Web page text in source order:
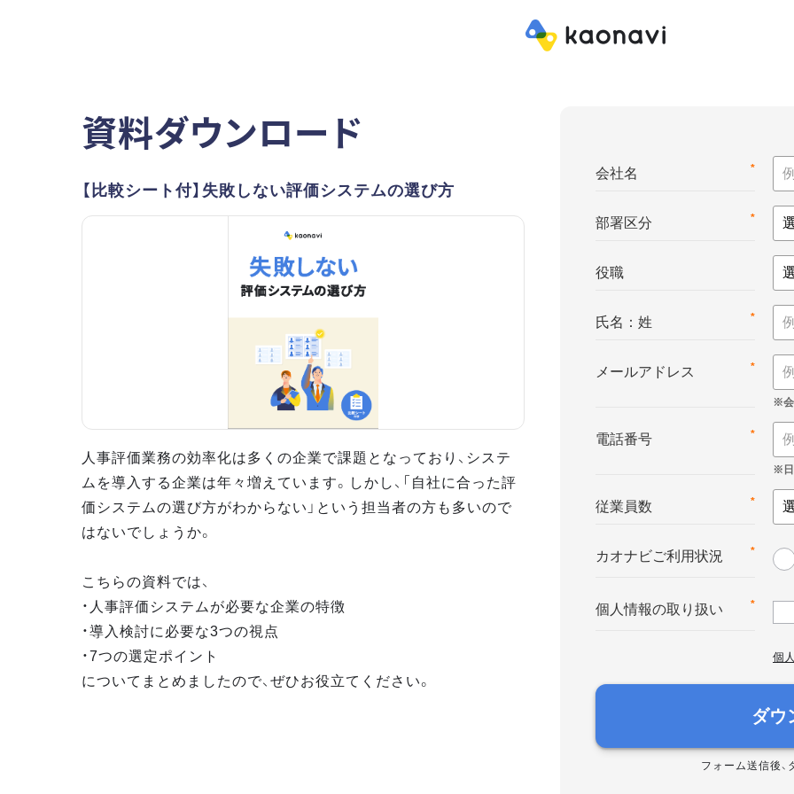
資料ダウンロード
【比較シート付】失敗しない評価システムの選び方
人事評価業務の効率化は多くの企業で課題となっており、システ
ムを導入する企業は年々増えています。しかし、「自社に合った評
価システムの選び方がわからない」という担当者の方も多いので
はないでしょうか。
こちらの資料では、
・人事評価システムが必要な企業の特徴
・導入検討に必要な3つの視点
・7つの選定ポイント
についてまとめましたので、ぜひお役立てください。
*
会社名
*
部署区分
役職
*
氏名：姓
*
メールアドレス
*
電話番号
*
従業員数
*
カオナビご利用状況
*
個人情報の取り扱い
個
ダウ
フォーム送信後